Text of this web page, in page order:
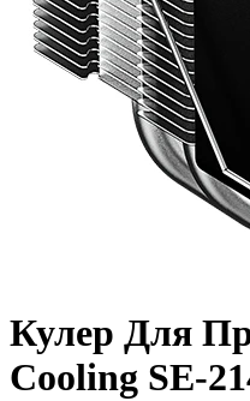
Кулер Для
Cooling SE-